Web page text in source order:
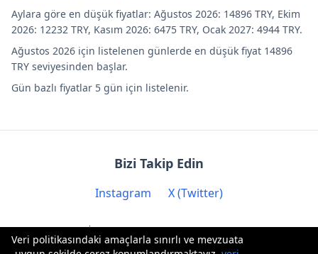
Veri politikasındaki amaçlarla sınırlı ve mevzuata
Aylara göre en düşük fiyatlar: Ağustos 2026: 14896 TRY, Ekim
2026: 12232 TRY, Kasım 2026: 6475 TRY, Ocak 2027: 4944 TRY.
Ağustos 2026 için listelenen günlerde en düşük fiyat 14896
TRY seviyesinden başlar.
Gün bazlı fiyatlar 5 gün için listelenir.
Bizi Takip Edin
Instagram X (Twitter)
İletişim: contact@biryere.com